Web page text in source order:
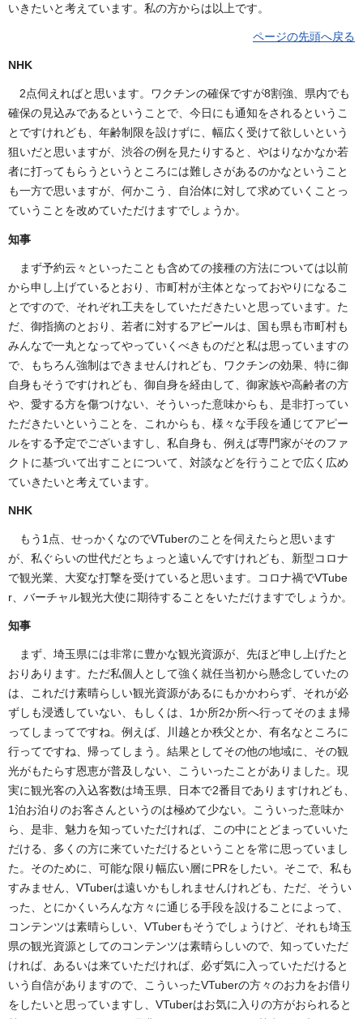
いきたいと考えています。私の方からは以上です。
ページの先頭へ戻る
NHK
2点伺えればと思います。ワクチンの確保ですが8割強、県内でも
確保の見込みであるということで、今日にも通知をされるというこ
とですけれども、年齢制限を設けずに、幅広く受けて欲しいという
狙いだと思いますが、渋谷の例を見たりすると、やはりなかなか若
者に打ってもらうというところには難しさがあるのかなということ
も一方で思いますが、何かこう、自治体に対して求めていくことっ
ていうことを改めていただけますでしょうか。
知事
まず予約云々といったことも含めての接種の方法については以前
から申し上げているとおり、市町村が主体となっておやりになるこ
とですので、それぞれ工夫をしていただきたいと思っています。た
だ、御指摘のとおり、若者に対するアピールは、国も県も市町村も
みんなで一丸となってやっていくべきものだと私は思っていますの
で、もちろん強制はできませんけれども、ワクチンの効果、特に御
自身もそうですけれども、御自身を経由して、御家族や高齢者の方
や、愛する方を傷つけない、そういった意味からも、是非打ってい
ただきたいということを、これからも、様々な手段を通じてアピー
ルをする予定でございますし、私自身も、例えば専門家がそのファ
クトに基づいて出すことについて、対談などを行うことで広く広め
ていきたいと考えています。
NHK
もう1点、せっかくなのでVTuberのことを伺えたらと思います
が、私ぐらいの世代だとちょっと遠いんですけれども、新型コロナ
で観光業、大変な打撃を受けていると思います。コロナ禍でVTube
r、バーチャル観光大使に期待することをいただけますでしょうか。
知事
まず、埼玉県には非常に豊かな観光資源が、先ほど申し上げたと
おりあります。ただ私個人として強く就任当初から懸念していたの
は、これだけ素晴らしい観光資源があるにもかかわらず、それが必
ずしも浸透していない、もしくは、1か所2か所へ行ってそのまま帰
ってしまってですね。例えば、川越とか秩父とか、有名なところに
行ってですね、帰ってしまう。結果としてその他の地域に、その観
光がもたらす恩恵が普及しない、こういったことがありました。現
実に観光客の入込客数は埼玉県、日本で2番目でありますけれども、
1泊お泊りのお客さんというのは極めて少ない。こういった意味か
ら、是非、魅力を知っていただければ、この中にとどまっていいた
だける、多くの方に来ていただけるということを常に思っていまし
た。そのために、可能な限り幅広い層にPRをしたい。そこで、私も
すみません、VTuberは遠いかもしれませんけれども、ただ、そうい
った、とにかくいろんな方々に通じる手段を設けることによって、
コンテンツは素晴らしい、VTuberもそうでしょうけど、それも埼玉
県の観光資源としてのコンテンツは素晴らしいので、知っていただ
ければ、あるいは来ていただければ、必ず気に入っていただけると
いう自信がありますので、こういったVTuberの方々のお力をお借り
をしたいと思っていますし、VTuberはお気に入りの方がおられると